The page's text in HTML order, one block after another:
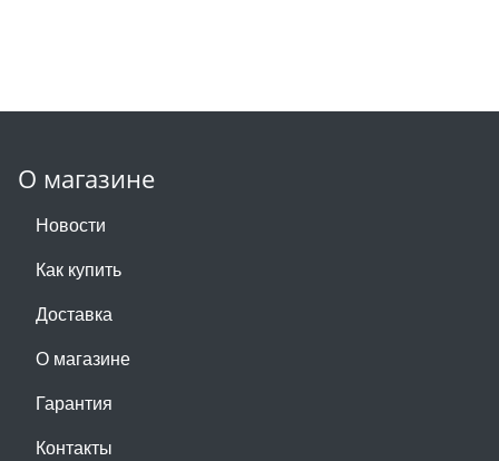
О магазине
Новости
Как купить
Доставка
О магазине
Гарантия
Контакты